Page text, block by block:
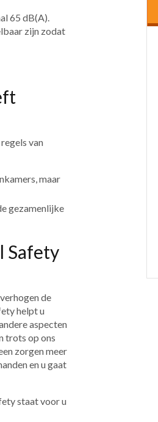
65 dB(A).
zijn zodat
van
maar
gezamenlijke
Safety
de
helpt u
aspecten
trots op ons
zorgen meer
en u gaat
staat voor u